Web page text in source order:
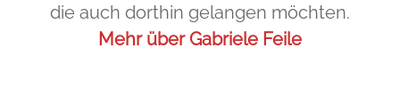
die auch dorthin gelangen möchten.
Mehr über Gabriele Feile